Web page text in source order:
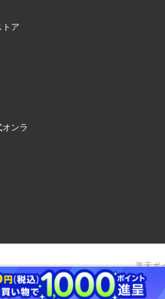
トア
ンラ
楽天ポ